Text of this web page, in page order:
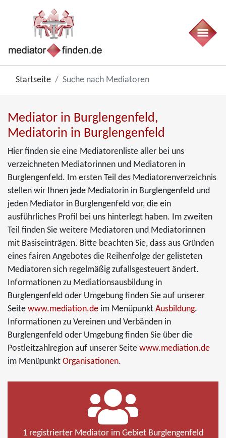
Startseite Suche nach Mediatoren
Mediator in Burglengenfeld,
Mediatorin in Burglengenfeld
Hier finden sie eine Mediatorenliste aller bei uns
verzeichneten Mediatorinnen und Mediatoren in
Burglengenfeld. Im ersten Teil des Mediatorenverzeichnis
stellen wir Ihnen jede Mediatorin in Burglengenfeld und
jeden Mediator in Burglengenfeld vor, die ein
ausführliches Profil bei uns hinterlegt haben. Im zweiten
Teil finden Sie weitere Mediatoren und Mediatorinnen
mit Basiseinträgen. Bitte beachten Sie, dass aus Gründen
eines fairen Angebotes die Reihenfolge der gelisteten
Mediatoren sich regelmäßig zufallsgesteuert ändert.
Informationen zu Mediationsausbildung in
Burglengenfeld oder Umgebung finden Sie auf unserer
Seite www.mediation.de im Menüpunkt Ausbildung.
Informationen zu Vereinen und Verbänden in
Burglengenfeld oder Umgebung finden Sie über die
Postleitzahlregion auf unserer Seite www.mediation.de
im Menüpunkt Organisationen.
1 registrierter Mediator im Gebiet Burglengenfeld